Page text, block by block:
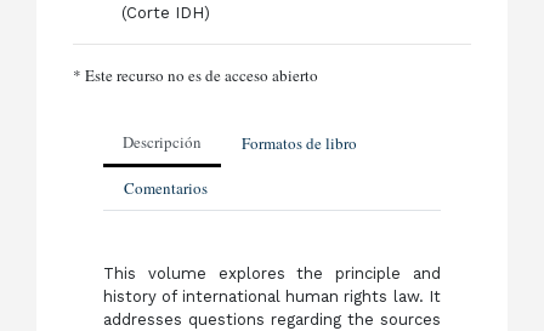
(Corte IDH)
* Este recurso no es de acceso abierto
Descripción Formatos de libro
Comentarios
This volume explores the principle and
history of international human rights law. It
addresses questions regarding the sources